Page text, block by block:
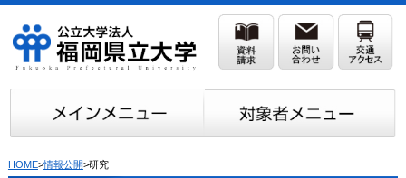
HOME>情報公開>研究